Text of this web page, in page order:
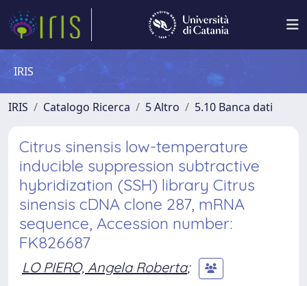
IRIS
IRIS Catalogo Ricerca 5 Altro 5.10 Banca dati
Citrus sinensis low-temperature
inducible suppression subtractive
hybridization (SSH) library Citrus
sinensis cDNA clone 287, mRNA
sequence, Accession number:
FK826687
LO PIERO, Angela Roberta;